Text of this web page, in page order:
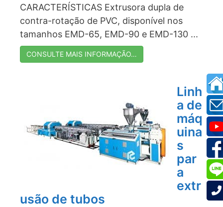
CARACTERÍSTICAS Extrusora dupla de
contra-rotação de PVC, disponível nos
tamanhos EMD-65, EMD-90 e EMD-130 ...
CONSULTE MAIS INFORMAÇÃO…
Linh
a de
máq
uina
s
par
a
extr
usão de tubos